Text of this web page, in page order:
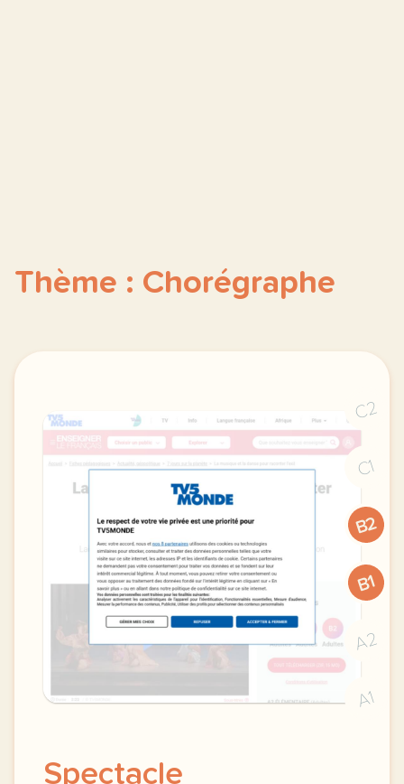
Thème : Chorégraphe
C2
C1
B2
B1
A2
A1
Spectacle